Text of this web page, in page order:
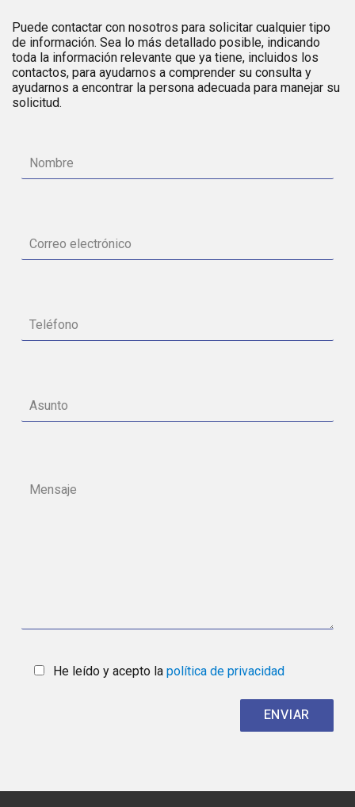
Puede contactar con nosotros para solicitar cualquier tipo
de información. Sea lo más detallado posible, indicando
toda la información relevante que ya tiene, incluidos los
contactos, para ayudarnos a comprender su consulta y
ayudarnos a encontrar la persona adecuada para manejar su
solicitud.
He leído y acepto la política de privacidad